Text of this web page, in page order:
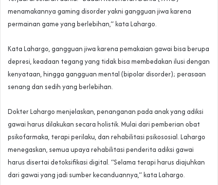
menamakannya gaming disorder yakni gangguan jiwa karena
permainan game yang berlebihan,” kata Lahargo.
Kata Lahargo, gangguan jiwa karena pemakaian gawai bisa berupa
depresi, keadaan tegang yang tidak bisa membedakan ilusi dengan
kenyataan, hingga gangguan mental (bipolar disorder); perasaan
senang dan sedih yang berlebihan.
Dokter Lahargo menjelaskan, penanganan pada anak yang adiksi
gawai harus dilakukan secara holistik. Mulai dari pemberian obat
psikofarmaka, terapi perilaku, dan rehabilitasi psikososial. Lahargo
menegaskan, semua upaya rehabilitasi penderita adiksi gawai
harus disertai detoksifikasi digital. “Selama terapi harus diajuhkan
dari gawai yang jadi sumber kecanduannya,” kata Lahargo.